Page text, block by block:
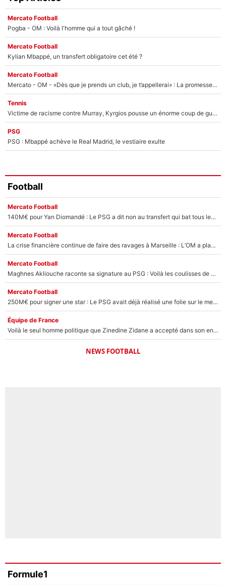
Mercato Football
Pogba - OM : Voilà l'homme qui a tout gâché !
Mercato Football
Kylian Mbappé, un transfert obligatoire cet été ?
Mercato Football
Mercato - OM - «Dès que je prends un club, je t’appellerai» : La promesse de Marcelino au moment de claquer la porte
Tennis
Victime de racisme contre Murray, Kyrgios pousse un énorme coup de gueule !
PSG
PSG : Mbappé achève le Real Madrid, le vestiaire exulte
Football
Mercato Football
140M€ pour Yan Diomandé : Le PSG a dit non au transfert qui bat tous les records sur le mercato
Mercato Football
La crise financière continue de faire des ravages à Marseille : L’OM a placé 12 joueurs sur le marché des transferts… et ça pourrait lui rapporter près de 100M€ !
Mercato Football
Maghnes Akliouche raconte sa signature au PSG : Voilà les coulisses de son transfert de rêve à 50M€
Mercato Football
250M€ pour signer une star : Le PSG avait déjà réalisé une folie sur le mercato bien avant Neymar !
Équipe de France
Voilà le seul homme politique que Zinedine Zidane a accepté dans son entourage : «Je garde un très bon souvenir de lui»
NEWS FOOTBALL
Formule1